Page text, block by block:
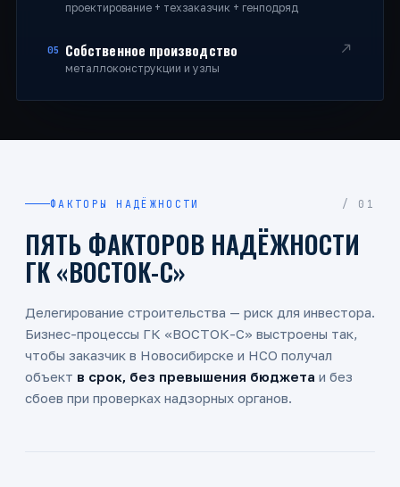
проектирование + техзаказчик + генподряд
05 Собственное производство
металлоконструкции и узлы
ФАКТОРЫ НАДЁЖНОСТИ / 01
ПЯТЬ ФАКТОРОВ НАДЁЖНОСТИ
ГК «ВОСТОК-С»
Делегирование строительства — риск для инвестора.
Бизнес-процессы ГК «ВОСТОК-С» выстроены так,
чтобы заказчик в Новосибирске и НСО получал
объект в срок, без превышения бюджета и без
сбоев при проверках надзорных органов.